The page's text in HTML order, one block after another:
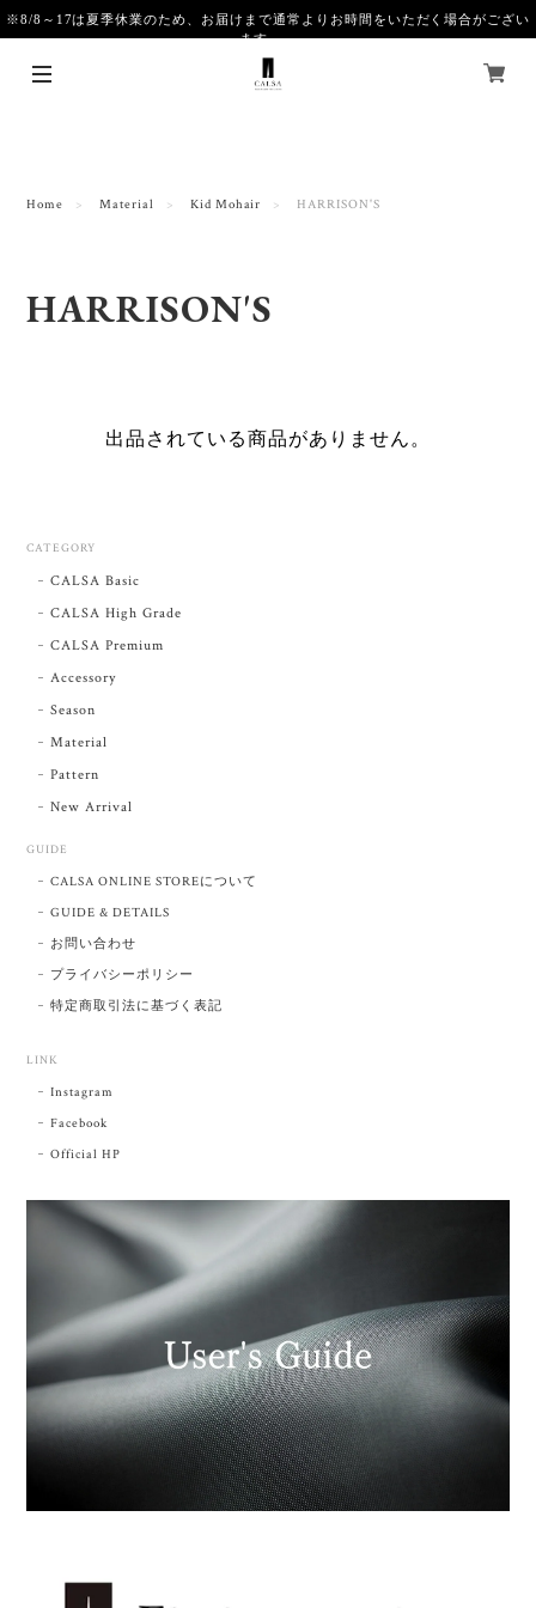
※8/8～17は夏季休業のため、お届けまで通常よりお時間をいただく場合がござい
ます。
Home Material Kid Mohair HARRISON'S
HARRISON'S
出品されている商品がありません。
CATEGORY
CALSA Basic
CALSA High Grade
CALSA Premium
Accessory
Season
Material
Pattern
New Arrival
GUIDE
CALSA ONLINE STOREについて
GUIDE & DETAILS
お問い合わせ
プライバシーポリシー
特定商取引法に基づく表記
LINK
Instagram
Facebook
Official HP